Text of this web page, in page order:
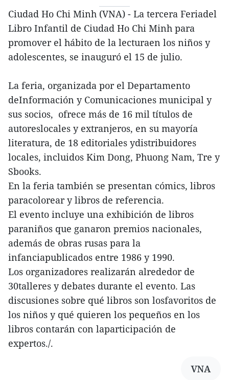
Ciudad Ho Chi Minh (VNA) - La tercera Feriadel
Libro Infantil de Ciudad Ho Chi Minh para
promover el hábito de la lecturaen los niños y
adolescentes, se inauguró el 15 de julio.
La feria, organizada por el Departamento
deInformación y Comunicaciones municipal y
sus socios, ofrece más de 16 mil títulos de
autoreslocales y extranjeros, en su mayoría
literatura, de 18 editoriales ydistribuidores
locales, incluidos Kim Dong, Phuong Nam, Tre y
Sbooks.
En la feria también se presentan cómics, libros
paracolorear y libros de referencia.
El evento incluye una exhibición de libros
paraniños que ganaron premios nacionales,
además de obras rusas para la
infanciapublicados entre 1986 y 1990.
Los organizadores realizarán alrededor de
30talleres y debates durante el evento. Las
discusiones sobre qué libros son losfavoritos de
los niños y qué quieren los pequeños en los
libros contarán con laparticipación de
expertos./.
VNA